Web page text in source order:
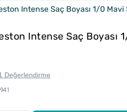
Intense Saç Boyası 1/0 Mavi
Intense Saç Boyası
Değerlendirme